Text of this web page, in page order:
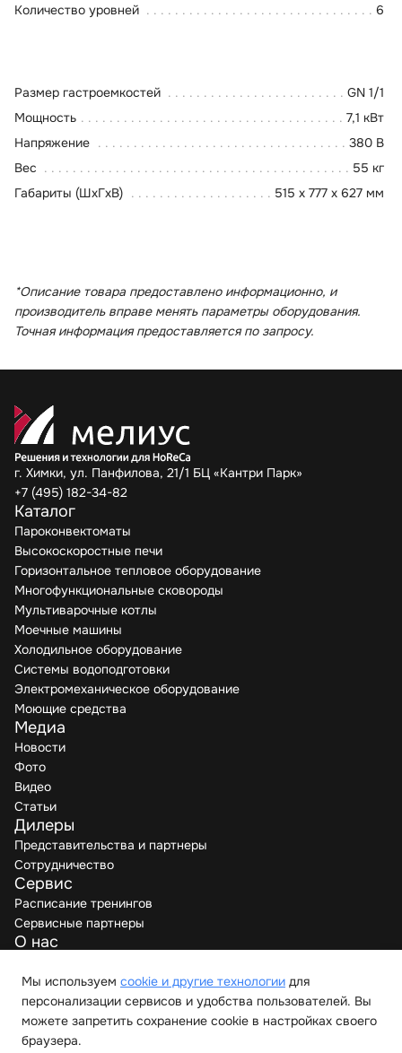
Количество уровней
6
Размер гастроемкостей
GN 1/1
Мощность
7,1 кВт
Напряжение
380 В
Вес
55 кг
Габариты (ШхГхВ)
515 x 777 x 627 мм
*Описание товара предоставлено информационно, и
производитель вправе менять параметры оборудования.
Точная информация предоставляется по запросу.
г. Химки, ул. Панфилова, 21/1 БЦ «Кантри Парк»
+7 (495) 182-34-82
Каталог
Пароконвектоматы
Высокоскоростные печи
Горизонтальное тепловое оборудование
Многофункциональные сковороды
Мультиварочные котлы
Моечные машины
Холодильное оборудование
Системы водоподготовки
Электромеханическое оборудование
Моющие средства
Медиа
Новости
Фото
Видео
Статьи
Дилеры
Представительства и партнеры
Сотрудничество
Сервис
Расписание тренингов
Сервисные партнеры
О нас
Вакансии
Контакты
Мы используем cookie и другие технологии для
персонализации сервисов и удобства пользователей. Вы
можете запретить сохранение cookie в настройках своего
браузера.